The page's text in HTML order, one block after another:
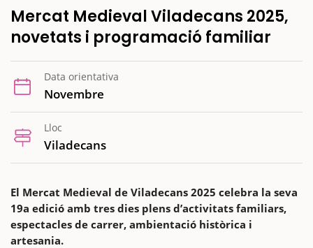
Mercat Medieval Viladecans 2025,
novetats i programació familiar
Data orientativa
Novembre
Lloc
Viladecans
El Mercat Medieval de Viladecans 2025 celebra la seva
19a edició amb tres dies plens d’activitats familiars,
espectacles de carrer, ambientació històrica i
artesania.